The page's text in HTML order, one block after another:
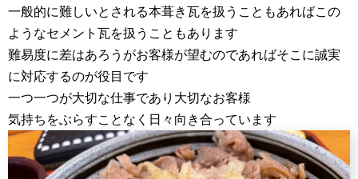
一般的に難しいとされる本葺き瓦を扱うこともあればこの
ようなセメント瓦を扱うこともあります
難易度に差はあろうがお客様が望むのであればそこに誠実
に対応するのが役目です
一つ一つが大切な仕事であり大切なお客様
気持ちをぶらすことなく日々向き合っています